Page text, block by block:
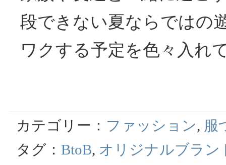
段できない夏ならではの
ワクする予定を色々入れ
カテゴリー： ファッション, 服
タグ： BtoB, オリジナルブラン